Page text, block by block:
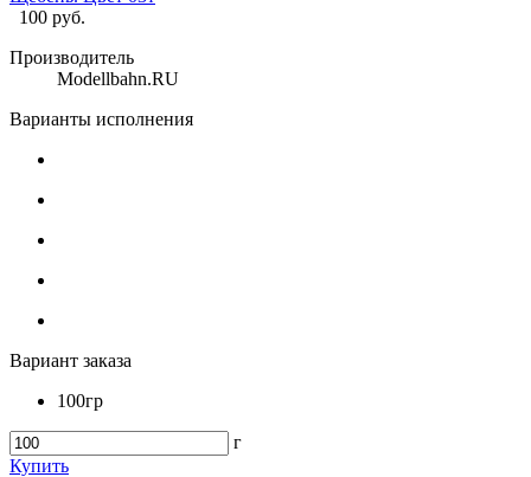
100 руб.
Производитель
Modellbahn.RU
Варианты исполнения
Вариант заказа
100гр
г
Купить